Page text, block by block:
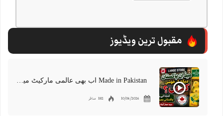
مقبول ترین ویڈیوز
10/06/2026 182 مناظر